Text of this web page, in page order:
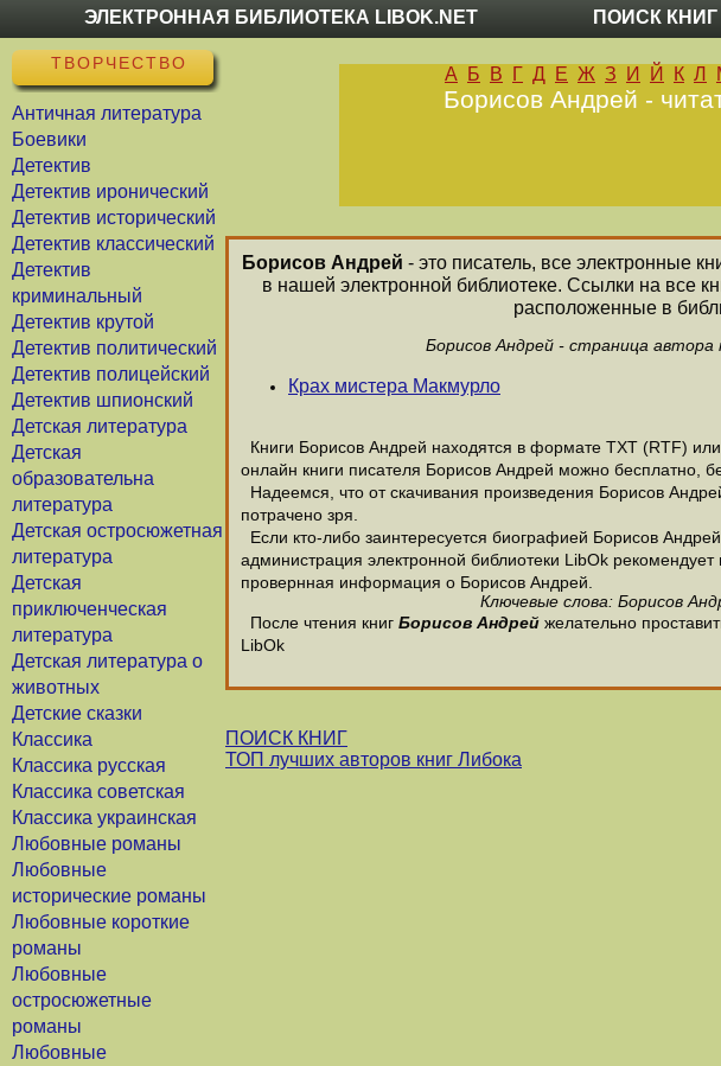
ЭЛЕКТРОННАЯ БИБЛИОТЕКА LIBOK.NET ПОИСК КНИГ
ТВОРЧЕСТВО
Античная литература
Боевики
Детектив
Детектив иронический
Детектив исторический
Детектив классический
Детектив
криминальный
Детектив крутой
Детектив политический
Детектив полицейский
Детектив шпионский
Детская литература
Детская
образовательна
литература
Детская остросюжетная
литература
Детская
приключенческая
литература
Детская литература о
животных
Детские сказки
Классика
Классика русская
Классика советская
Классика украинская
Любовные романы
Любовные
исторические романы
Любовные короткие
романы
Любовные
остросюжетные
романы
Любовные
А Б В Г Д Е Ж З И Й К Л
Борисов Андрей -
Борисов Андрей - это писатель, все электронные
в нашей электронной библиотеке. Ссылки на все
расположенные в
Борисов Андрей - страница
Крах мистера Макмурло
Книги Борисов Андрей находятся в формате ТХТ (RTF)
онлайн книги писателя Борисов Андрей можно бесплатно,
Надеемся, что от скачивания произведения Борисов
потрачено зря.
Если кто-либо заинтересуется биографией Борисов
администрация электронной библиотеки LibOk
провернная информация о Борисов Андрей.
Ключевые слова: Борисов
После чтения книг Борисов Андрей желательно
LibOk
ПОИСК КНИГ
ТОП лучших авторов книг Либока